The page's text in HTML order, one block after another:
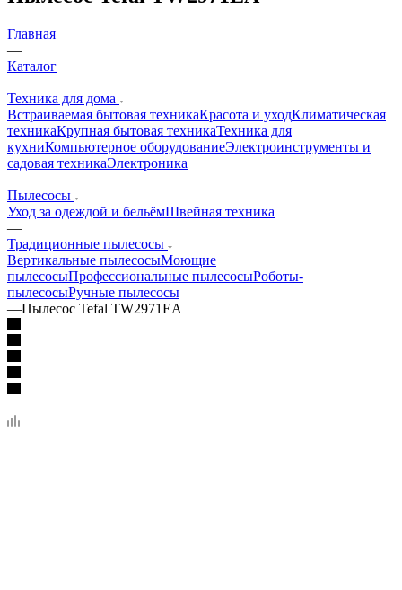
Главная
—
Каталог
—
Техника для дома
Встраиваемая бытовая техникаКрасота и уходКлиматическая
техникаКрупная бытовая техникаТехника для
кухниКомпьютерное оборудованиеЭлектроинструменты и
садовая техникаЭлектроника
—
Пылесосы
Уход за одеждой и бельёмШвейная техника
—
Традиционные пылесосы
Вертикальные пылесосыМоющие
пылесосыПрофессиональные пылесосыРоботы-
пылесосыРучные пылесосы
—Пылесос Tefal TW2971EA